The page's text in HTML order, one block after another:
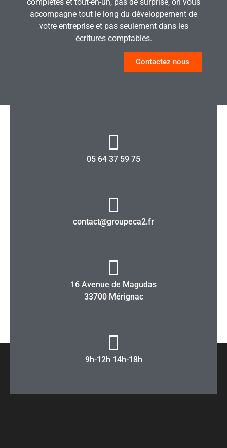
accompagne tout le long du développement de
votre entreprise et pas seulement dans les
écritures comptables.
Contactez nous
05 64 37 59 75
contact@groupeca2.fr
16 Avenue de Magudas
33700 Mérignac
9h-12h 14h-18h